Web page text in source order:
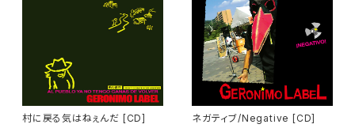
村に戻る気はねぇんだ [CD] ネガティブ/Negative [CD]